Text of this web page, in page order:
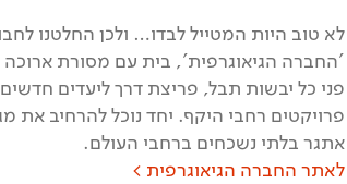
לא טוב היות המטייל לבדו… ולכן החלטנו
'החברה הגיאוגרפית', בית עם מסורת ארוכה
פני כל יבשות תבל, פריצת דרך ליעדים חדשים
פרויקטים רחבי היקף. יחד נוכל להרחיב את
אתגר בלתי נשכחים ברחבי העולם.
לאתר החברה הגיאוגרפית >